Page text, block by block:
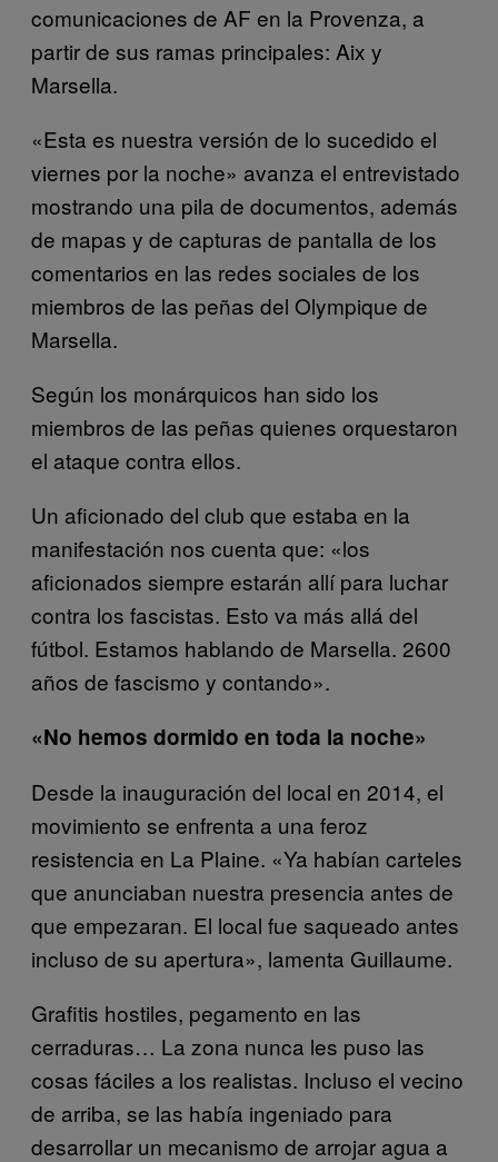
comunicaciones de AF en la Provenza, a
partir de sus ramas principales: Aix y
Marsella.
«Esta es nuestra versión de lo sucedido el
viernes por la noche» avanza el entrevistado
mostrando una pila de documentos, además
de mapas y de capturas de pantalla de los
comentarios en las redes sociales de los
miembros de las peñas del Olympique de
Marsella.
Según los monárquicos han sido los
miembros de las peñas quienes orquestaron
el ataque contra ellos.
Un aficionado del club que estaba en la
manifestación nos cuenta que: «los
aficionados siempre estarán allí para luchar
contra los fascistas. Esto va más allá del
fútbol. Estamos hablando de Marsella. 2600
años de fascismo y contando».
«No hemos dormido en toda la noche»
Desde la inauguración del local en 2014, el
movimiento se enfrenta a una feroz
resistencia en La Plaine. «Ya habían carteles
que anunciaban nuestra presencia antes de
que empezaran. El local fue saqueado antes
incluso de su apertura», lamenta Guillaume.
Grafitis hostiles, pegamento en las
cerraduras… La zona nunca les puso las
cosas fáciles a los realistas. Incluso el vecino
de arriba, se las había ingeniado para
desarrollar un mecanismo de arrojar agua a